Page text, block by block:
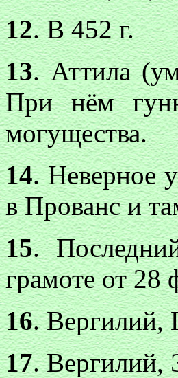
12. В 452 г.
13. Аттила
При нём
могущества.
14. Неверное
в Прованс и
15.
грамоте от 28
16. Вергилий,
17. Вергилий,